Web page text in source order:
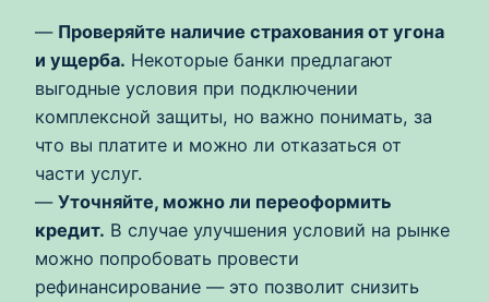
— Проверяйте наличие страхования от угона
и ущерба. Некоторые банки предлагают
выгодные условия при подключении
комплексной защиты, но важно понимать, за
что вы платите и можно ли отказаться от
части услуг.
— Уточняйте, можно ли переоформить
кредит. В случае улучшения условий на рынке
можно попробовать провести
рефинансирование — это позволит снизить